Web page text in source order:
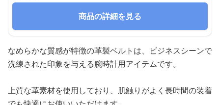
商品の詳細を見る
なめらかな質感が特徴の革製ベルトは、ビジネスシーンで
洗練された印象を与える腕時計用アイテムです。
上質な革素材を使用しており、肌触りがよく長時間の装着